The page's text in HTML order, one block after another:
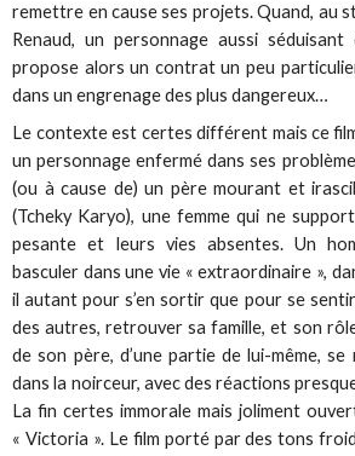
remettre en cause ses projets. Quand, au
Renaud, un personnage aussi séduisant
propose alors un contrat un peu
dans un engrenage des plus dangereux…
Le contexte est certes différent mais ce
un personnage enfermé dans ses
(ou à cause de) un père mourant et
(Tcheky Karyo), une femme qui ne
pesante et leurs vies absentes. Un
basculer dans une vie « extraordinaire »,
il autant pour s’en sortir que pour se
des autres, retrouver sa famille, et son
de son père, d’une partie de lui-même,
dans la noirceur, avec des réactions
La fin certes immorale mais joliment
« Victoria ». Le film porté par des tons